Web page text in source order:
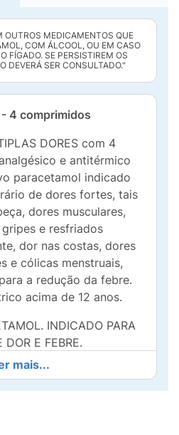
MEDICAMENTOS QUE
COM ÁLCOOL, OU EM CASO
FÍGADO. SE PERSISTIREM OS
DEVERÁ SER CONSULTADO."
4 comprimidos
DORES com 4
e antitérmico
paracetamol indicado
de dores fortes, tais
dores musculares,
e resfriados
dor nas costas, dores
e cólicas menstruais,
a redução da febre.
acima de 12 anos.
INDICADO PARA
DOR E FEBRE.
USE TYLENOL ®
MEDICAMENTOS QUE
COM ÁLCOOL
mais...